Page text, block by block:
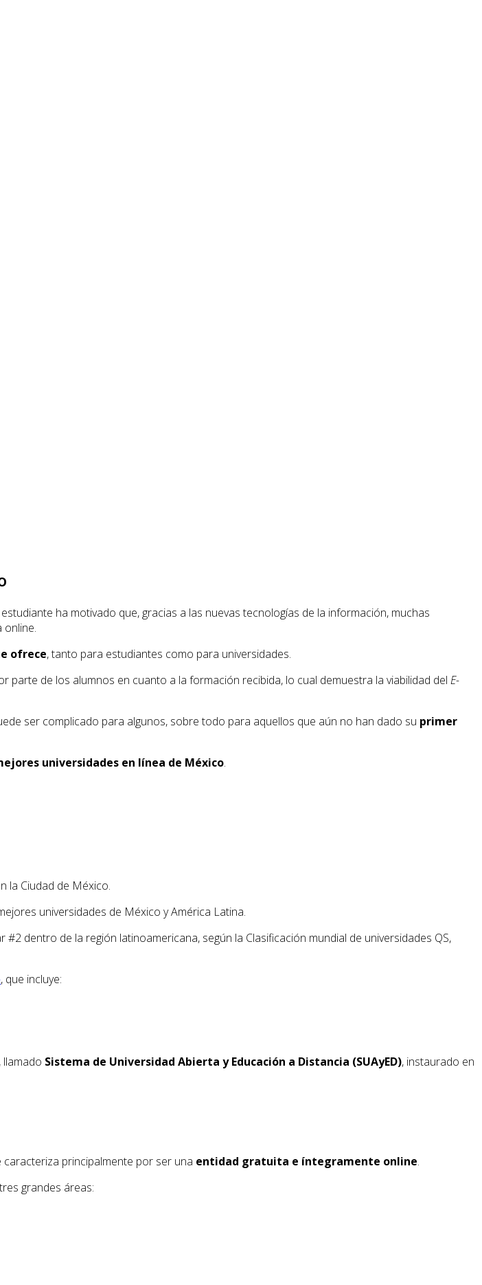
ha motivado que, gracias a las nuevas tecnologías de la información, muchas
online.
ofrece, tanto para estudiantes como para universidades.
parte de los alumnos en cuanto a la formación recibida, lo cual demuestra la viabilidad del E-
ser complicado para algunos, sobre todo para aquellos que aún no han dado su primer
universidades en línea de México.
la Ciudad de México.
universidades de México y América Latina.
dentro de la región latinoamericana, según la Clasificación mundial de universidades QS,
, que incluye:
Sistema de Universidad Abierta y Educación a Distancia (SUAyED), instaurado en
principalmente por ser una entidad gratuita e íntegramente online.
grandes áreas: